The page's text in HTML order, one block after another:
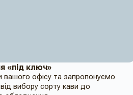
«під ключ»
вашого офісу та запропонуємо
вибору сорту кави до